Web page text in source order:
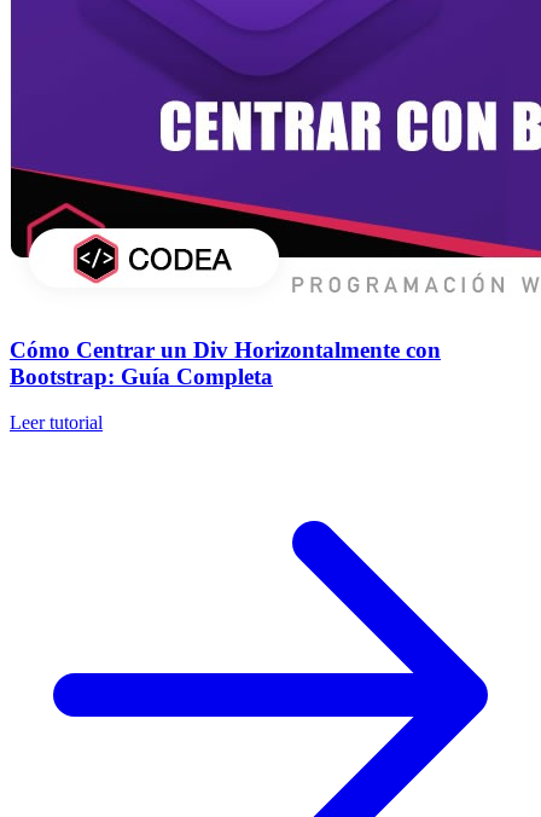
Cómo Centrar un Div Horizontalmente con
Bootstrap: Guía Completa
Leer tutorial